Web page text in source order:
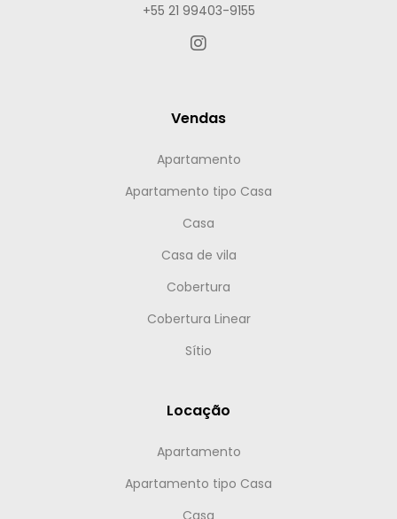
+55 21 99403-9155
Vendas
Apartamento
Apartamento tipo Casa
Casa
Casa de vila
Cobertura
Cobertura Linear
Sítio
Locação
Apartamento
Apartamento tipo Casa
Casa